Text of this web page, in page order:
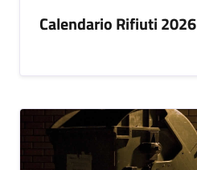
Calendario Rifiuti 2026